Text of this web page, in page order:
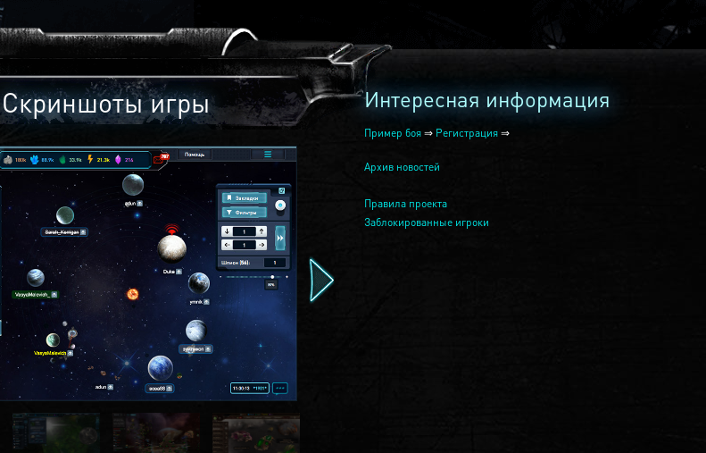
Скриншоты игры Интересная информация
Пример боя ⇒ Регистрация ⇒
Архив новостей
Правила проекта
Заблокированные игроки